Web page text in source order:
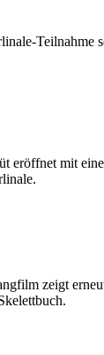
Teilnahme
eröffnet mit
zeigt